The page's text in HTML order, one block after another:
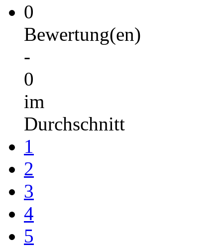
0
Bewertung(en)
-
0
im
Durchschnitt
1
2
3
4
5